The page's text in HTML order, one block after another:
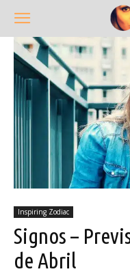
Inspiring Zodiac
Signos –
de Abril